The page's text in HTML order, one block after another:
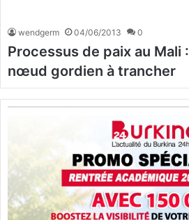
wendgerm 04/06/2013 0
Processus de paix au Mali
nœud gordien à trancher